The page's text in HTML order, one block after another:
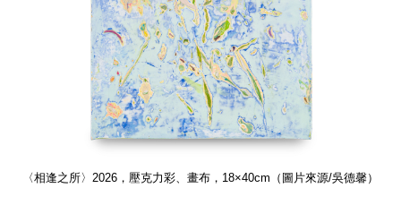
〈相逢之所〉2026，壓克力彩、畫布，18×40cm（圖片來源/吳德馨）